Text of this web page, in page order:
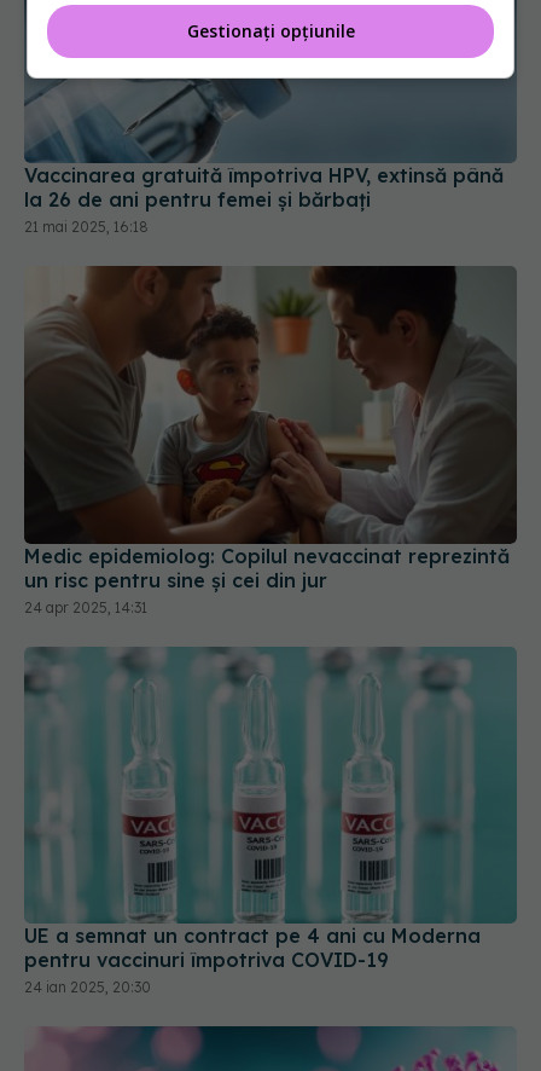
Vaccinarea gratuită împotriva HPV, extinsă până
la 26 de ani pentru femei și bărbați
21 mai 2025, 16:18
Medic epidemiolog: Copilul nevaccinat reprezintă
un risc pentru sine şi cei din jur
UE a semnat un contract pe 4 ani cu Moderna
pentru vaccinuri împotriva COVID-19
24 ian 2025, 20:30
Gestionați opțiunile